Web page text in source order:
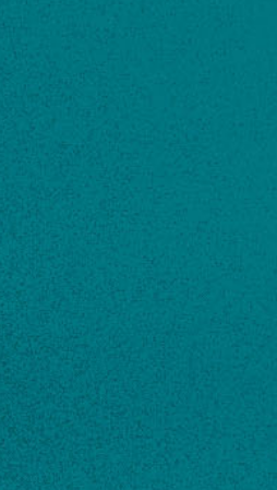
institute
resultados